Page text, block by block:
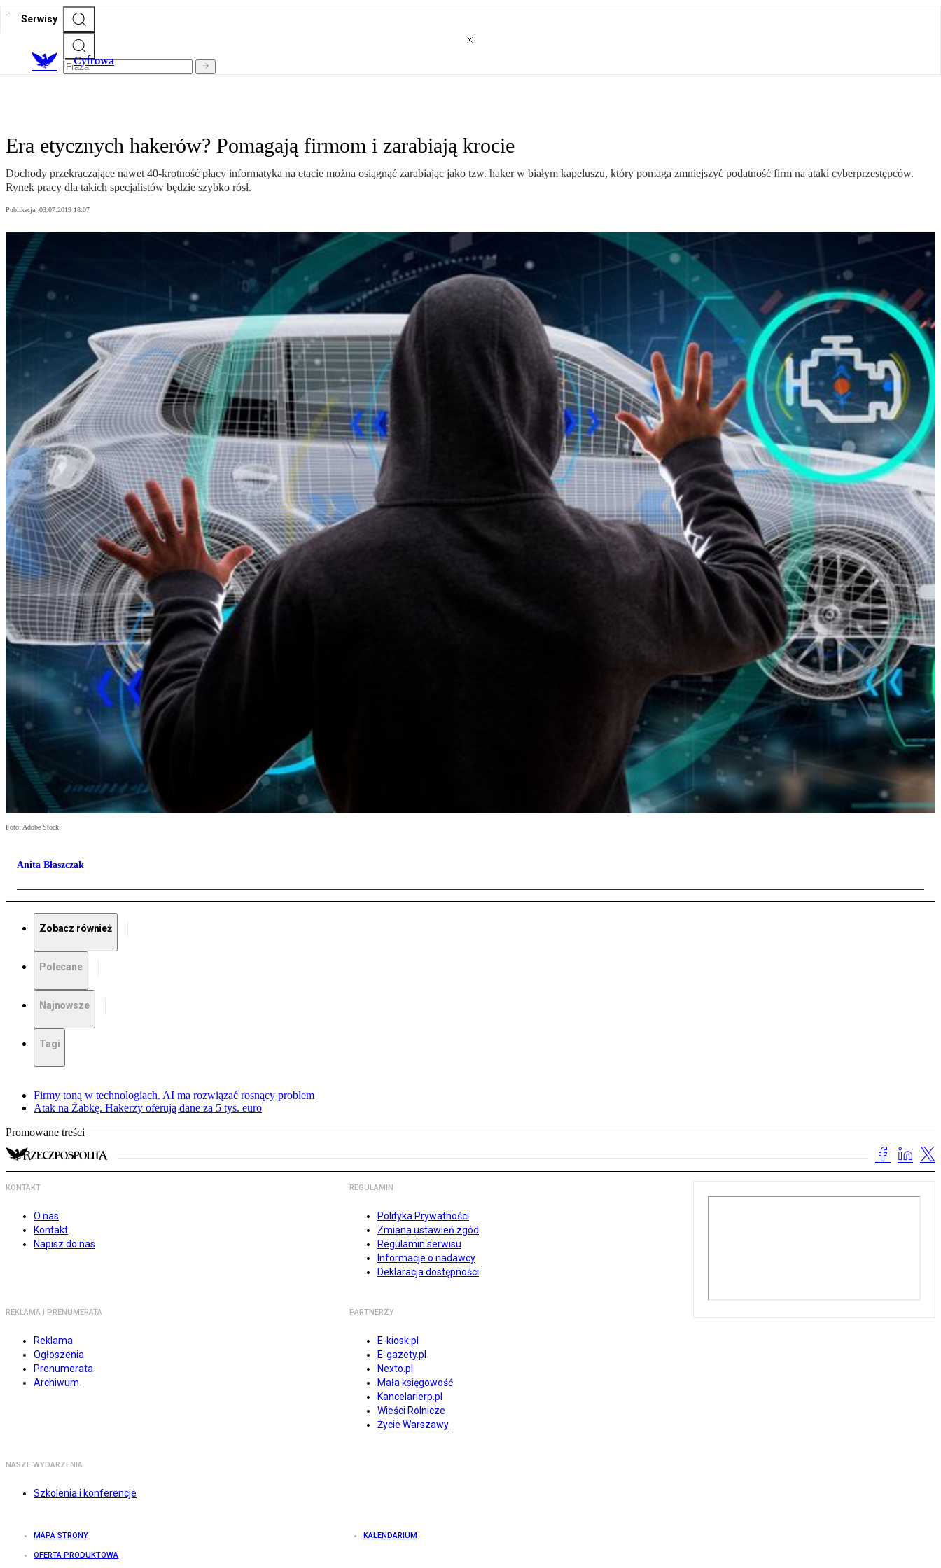
Serwisy
Cyfrowa
Era etycznych hakerów? Pomagają firmom i zarabiają krocie
Dochody przekraczające nawet 40-krotność płacy informatyka na etacie można osiągnąć zarabiając jako tzw. haker w białym kapeluszu, który pomaga zmniejszyć podatność firm na ataki cyberprzestępców.
Rynek pracy dla takich specjalistów będzie szybko rósł.
Publikacja: 03.07.2019 18:07
Foto: Adobe Stock
Anita Błaszczak
Zobacz również
Polecane
Najnowsze
Tagi
Firmy toną w technologiach. AI ma rozwiązać rosnący problem
Atak na Żabkę. Hakerzy oferują dane za 5 tys. euro
Promowane treści
KONTAKT
O nas
Kontakt
Napisz do nas
REGULAMIN
Polityka Prywatności
Zmiana ustawień zgód
Regulamin serwisu
Informacje o nadawcy
Deklaracja dostępności
REKLAMA I PRENUMERATA
Reklama
Ogłoszenia
Prenumerata
Archiwum
PARTNERZY
E-kiosk.pl
E-gazety.pl
Nexto.pl
Mała księgowość
Kancelarierp.pl
Wieści Rolnicze
Życie Warszawy
NASZE WYDARZENIA
Szkolenia i konferencje
MAPA STRONY KALENDARIUM
OFERTA PRODUKTOWA